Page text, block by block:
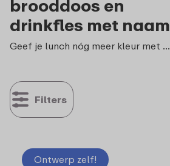
brooddoos en
drinkfles met naam
Geef je lunch nóg meer kleur met een betoverende regenboog lunchset! Met een Mepal regenboog brooddoos en drinkfles wordt je lunchtijd een magisch avontuur. Zeker weten dat je nieuwe lunchbox straks overal makkelijk te herkennen is? Voorzie hem dan van je eigen naam of ontwerp.
Filters
Ontwerp zelf!